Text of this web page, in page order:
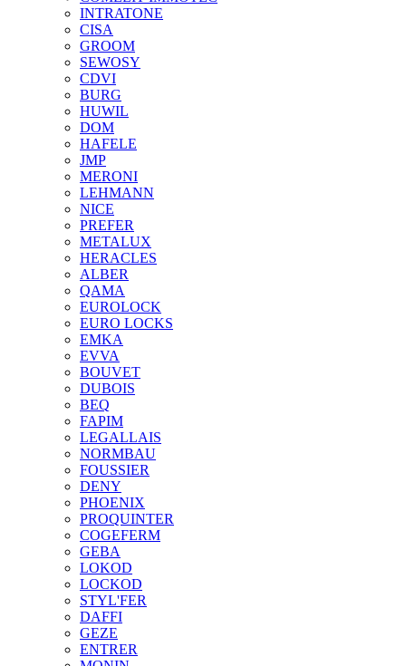
INTRATONE
CISA
GROOM
SEWOSY
CDVI
BURG
HUWIL
DOM
HAFELE
JMP
MERONI
LEHMANN
NICE
PREFER
METALUX
HERACLES
ALBER
QAMA
EUROLOCK
EURO LOCKS
EMKA
EVVA
BOUVET
DUBOIS
BEQ
FAPIM
LEGALLAIS
NORMBAU
FOUSSIER
DENY
PHOENIX
PROQUINTER
COGEFERM
GEBA
LOKOD
LOCKOD
STYL'FER
DAFFI
GEZE
ENTRER